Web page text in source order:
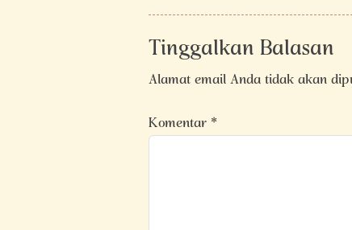
Tinggalkan Balasan
Alamat email Anda tidak akan
Komentar*